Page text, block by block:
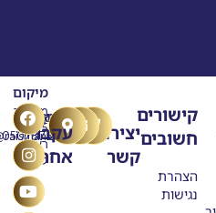
הצהרת
נגישות
יצירת
קשר
טלפון
0507875558
דוא"ל
ask@raisman.ac
מיקום
מרילנד
5
ראשון
לציון
עקבו
אחרינו
F
a
c
e
o
o
I
n
s
t
g
Y
o
u
t
b
e
L
i
n
k
d
T
i
k
t